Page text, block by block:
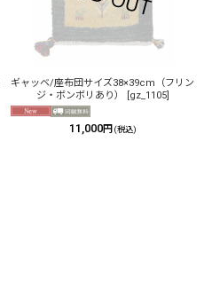
ギャッベ/座布団サイズ38×39cm（フリン
ジ・ボンボリあり）
[gz_1105]
11,000円 (税込)